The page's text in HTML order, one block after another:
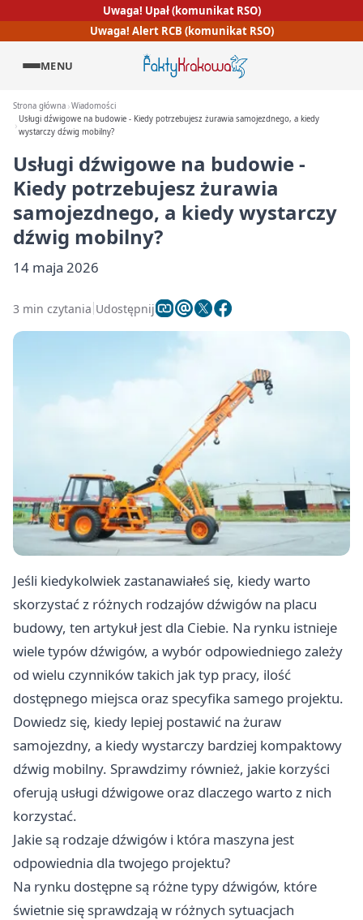
Uwaga! Upał (komunikat RSO)
Uwaga! Alert RCB (komunikat RSO)
MENU
Strona główna Wiadomości
Usługi dźwigowe na budowie - Kiedy potrzebujesz żurawia samojezdnego, a kiedy
wystarczy dźwig mobilny?
Usługi dźwigowe na budowie -
Kiedy potrzebujesz żurawia
samojezdnego, a kiedy wystarczy
dźwig mobilny?
14 maja 2026
3 min czytania Udostępnij
Jeśli kiedykolwiek zastanawiałeś się, kiedy warto
skorzystać z różnych rodzajów dźwigów na placu
budowy, ten artykuł jest dla Ciebie. Na rynku istnieje
wiele typów dźwigów, a wybór odpowiedniego zależy
od wielu czynników takich jak typ pracy, ilość
dostępnego miejsca oraz specyfika samego projektu.
Dowiedz się, kiedy lepiej postawić na żuraw
samojezdny, a kiedy wystarczy bardziej kompaktowy
dźwig mobilny. Sprawdzimy również, jakie korzyści
oferują usługi dźwigowe oraz dlaczego warto z nich
korzystać.
Jakie są rodzaje dźwigów i która maszyna jest
odpowiednia dla twojego projektu?
Na rynku dostępne są różne typy dźwigów, które
świetnie się sprawdzają w różnych sytuacjach